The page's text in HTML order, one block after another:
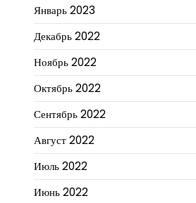
Январь 2023
Декабрь 2022
Ноябрь 2022
Октябрь 2022
Сентябрь 2022
Август 2022
Июль 2022
Июнь 2022